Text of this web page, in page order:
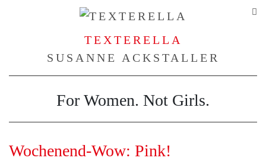
TEXTERELLA
SUSANNE ACKSTALLER
For Women. Not Girls.
Wochenend-Wow: Pink!